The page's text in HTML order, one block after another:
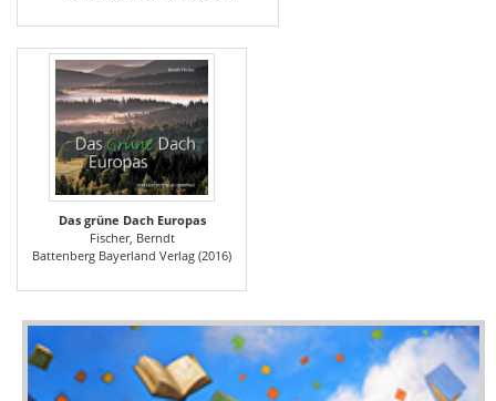
Das grüne Dach Europas
Fischer, Berndt
Battenberg Bayerland Verlag (2016)